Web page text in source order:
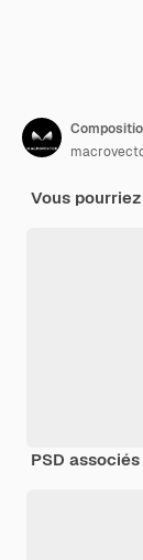
Vous
PSD associés